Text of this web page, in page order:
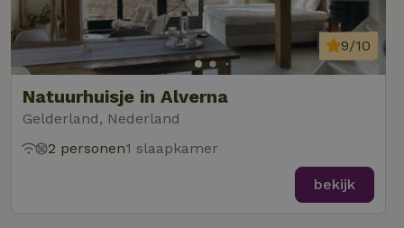
Natuurhuisje in Alverna
Gelderland, Nederland
9/10
2 personen1 slaapkamer
bekijk